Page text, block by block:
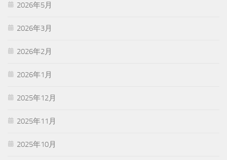
2026年5月
2026年3月
2026年2月
2026年1月
2025年12月
2025年11月
2025年10月